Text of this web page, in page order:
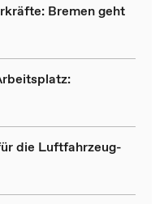
Bremen geht
die Luftfahrzeug-